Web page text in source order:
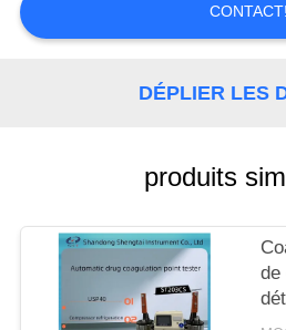
PLAN
POLICY
CONTACT!
DÉPLIER LES
produits
de
de